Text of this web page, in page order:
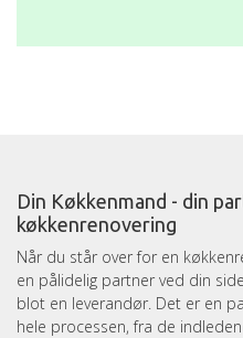
Din Køkkenmand - din
køkkenrenovering
Når du står over for en
en pålidelig partner ved din
blot en leverandør. Det er en
hele processen, fra de